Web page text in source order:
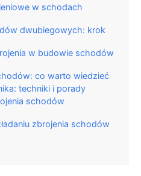
w schodach
dwubiegowych: krok
w budowie schodów
co warto wiedzieć
techniki i porady
schodów
zbrojenia schodów